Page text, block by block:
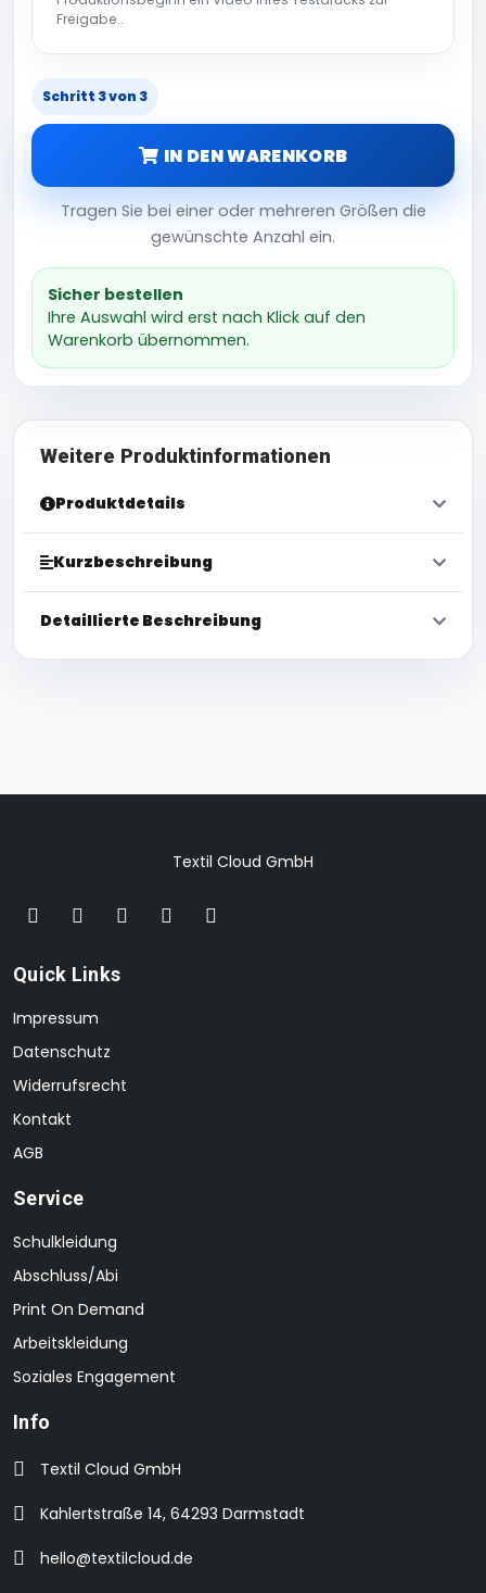
Freigabe..
Schritt 3 von 3
IN DEN WARENKORB
Tragen Sie bei einer oder mehreren Größen die
gewünschte Anzahl ein.
Sicher bestellen
Ihre Auswahl wird erst nach Klick auf den
Warenkorb übernommen.
Weitere Produktinformationen
Produktdetails
Kurzbeschreibung
Detaillierte Beschreibung
Textil Cloud GmbH
Quick Links
Impressum
Datenschutz
Widerrufsrecht
Kontakt
AGB
Service
Schulkleidung
Abschluss/Abi
Print On Demand
Arbeitskleidung
Soziales Engagement
Info
Textil Cloud GmbH
Kahlertstraße 14, 64293 Darmstadt
hello@textilcloud.de